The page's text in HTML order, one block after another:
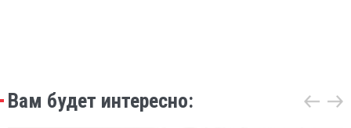
Вам будет интересно: